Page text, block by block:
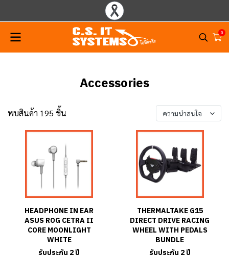
0
Accessories
พบสินค้า 195 ชิ้น ความน่าสนใจ
HEADPHONE IN EAR
ASUS ROG CETRA II
CORE MOONLIGHT
WHITE
รับประกัน 2 ปี
THERMALTAKE G15
DIRECT DRIVE RACING
WHEEL WITH PEDALS
BUNDLE
รับประกัน 2 ปี